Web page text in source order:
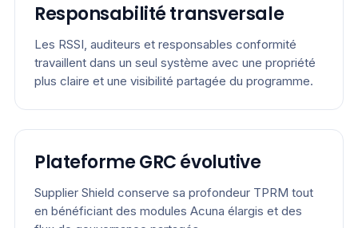
Responsabilité transversale
Les RSSI, auditeurs et responsables conformité
travaillent dans un seul système avec une propriété
plus claire et une visibilité partagée du programme.
Plateforme GRC évolutive
Supplier Shield conserve sa profondeur TPRM tout
en bénéficiant des modules Acuna élargis et des